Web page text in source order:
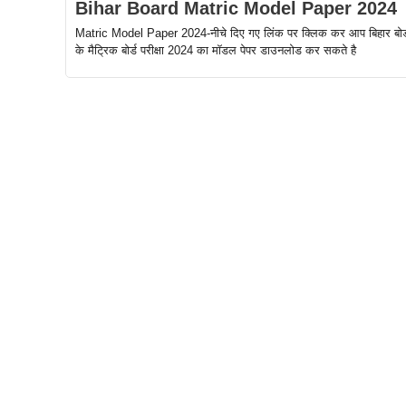
Bihar Board Matric Model Paper 2024
Matric Model Paper 2024-नीचे दिए गए लिंक पर क्लिक कर आप बिहार
के मैट्रिक बोर्ड परीक्षा 2024 का मॉडल पेपर डाउनलोड कर सकते है